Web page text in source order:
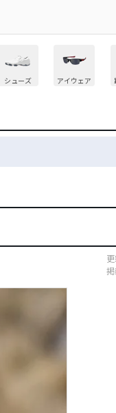
シューズ アイウェア